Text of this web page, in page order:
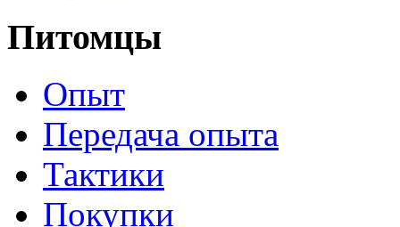
Питомцы
Опыт
Передача опыта
Тактики
Покупки